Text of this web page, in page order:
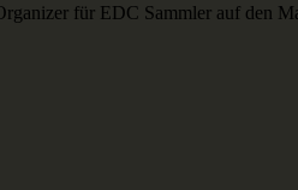
für EDC Sammler auf den